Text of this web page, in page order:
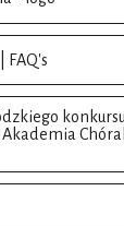
FAQ's
konkursu